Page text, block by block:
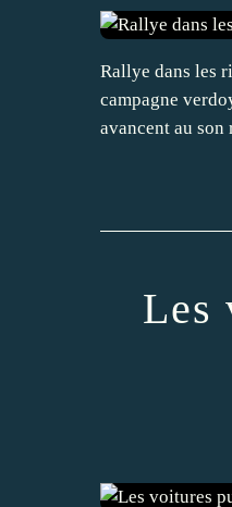
Rallye dans les
campagne
avancent au son
Les